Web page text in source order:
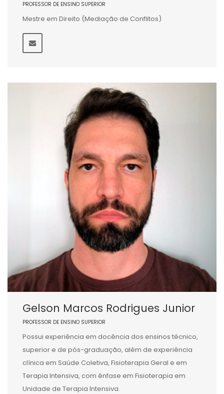
PROFESSOR DE ENSINO SUPERIOR
Mestre em Direito (Mediação de Conflitos)
Gelson Marcos Rodrigues Junior
PROFESSOR DE ENSINO SUPERIOR
Possui experiência em docência dos ensinos técnico,
superior e de pós-graduação, além de experiência
clínica em Saúde Coletiva, Fisioterapia Geral e em
Terapia Intensiva, com ênfase em Fisioterapia em
Unidade de Terapia Intensiva.